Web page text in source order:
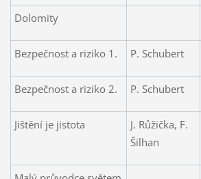
Dolomity
Bezpečnost a riziko 1. P. Schubert
Bezpečnost a riziko 2. P. Schubert
Jištění je jistota
J. Růžička, F.
Šilhan